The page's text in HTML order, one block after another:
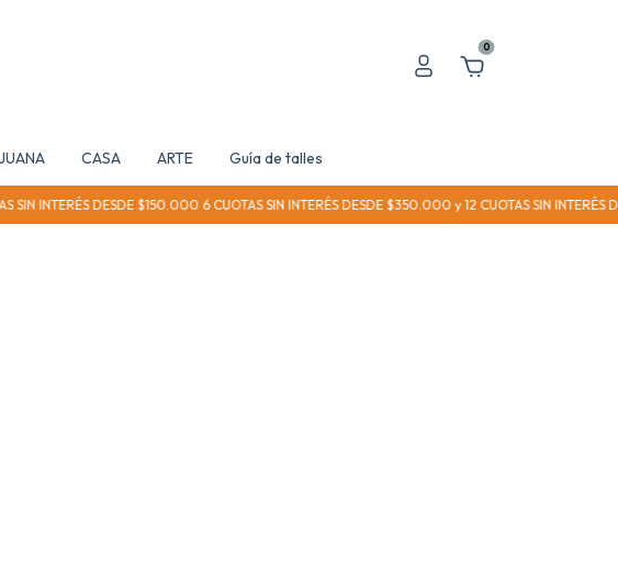
0
CASA ARTE Guía de talles
SIN INTERÉS DESDE $150.000 6 CUOTAS SIN INTERÉS DESDE $350.000 y 12 CUOTAS SIN